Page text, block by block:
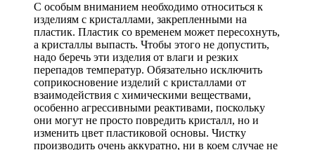
С особым вниманием необходимо относиться к
изделиям с кристаллами, закрепленными на
пластик. Пластик со временем может пересохнуть,
а кристаллы выпасть. Чтобы этого не допустить,
надо беречь эти изделия от влаги и резких
перепадов температур. Обязательно исключить
соприкосновение изделий с кристаллами от
взаимодействия с химическими веществами,
особенно агрессивными реактивами, поскольку
они могут не просто повредить кристалл, но и
изменить цвет пластиковой основы. Чистку
производить очень аккуратно, ни в коем случае не